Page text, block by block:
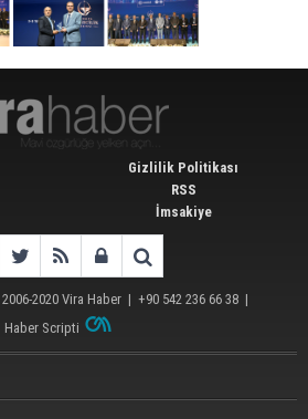
Gizlilik Politikası
RSS
İmsakiye
2020 Vira Haber | +90 542 236 66 38 |
Haber Scripti